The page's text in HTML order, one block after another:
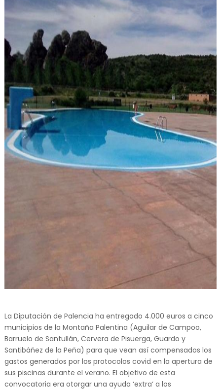
La Diputación de Palencia ha entregado 4.000 euros a cinco
municipios de la Montaña Palentina (Aguilar de Campoo,
Barruelo de Santullán, Cervera de Pisuerga, Guardo y
Santibáñez de la Peña) para que vean así compensados los
gastos generados por los protocolos covid en la apertura de
sus piscinas durante el verano. El objetivo de esta
convocatoria era otorgar una ayuda ‘extra’ a los